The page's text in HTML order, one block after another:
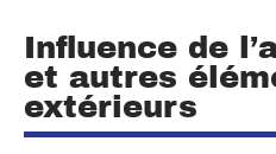
Influence de
et autres
extérieurs